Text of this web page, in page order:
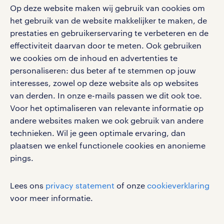
Op deze website maken wij gebruik van cookies om
het gebruik van de website makkelijker te maken, de
prestaties en gebruikerservaring te verbeteren en de
effectiviteit daarvan door te meten. Ook gebruiken
we cookies om de inhoud en advertenties te
personaliseren: dus beter af te stemmen op jouw
interesses, zowel op deze website als op websites
van derden. In onze e-mails passen we dit ook toe.
Voor het optimaliseren van relevante informatie op
andere websites maken we ook gebruik van andere
technieken. Wil je geen optimale ervaring, dan
plaatsen we enkel functionele cookies en anonieme
pings.
Lees ons privacy statement of onze cookieverklaring
voor meer informatie.
Volg ons voor de leukste content omtrent
vacatures, solliciteren en inspiratie.
werken bij randstad
gebruikersvoorwaarden
privacystatement
cookies
disclaimer
sitemap
RANDSTAD, HUMAN FORWARD en SHAPING THE
WORLD OF WORK zijn geregistreerde